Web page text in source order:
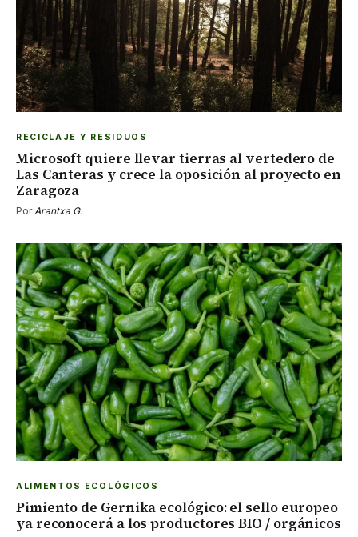
RECICLAJE Y RESIDUOS
Microsoft quiere llevar tierras al vertedero de
Las Canteras y crece la oposición al proyecto en
Zaragoza
PorArantxa G.
ALIMENTOS ECOLÓGICOS
Pimiento de Gernika ecológico: el sello europeo
ya reconocerá a los productores BIO / orgánicos